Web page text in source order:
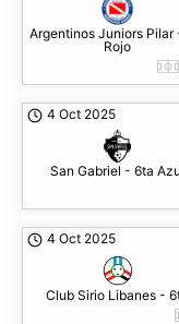
Argentinos Juniors Pilar
Rojo
4 Oct 2025
San Gabriel - 6ta
4 Oct 2025
Club Sirio Libanes -